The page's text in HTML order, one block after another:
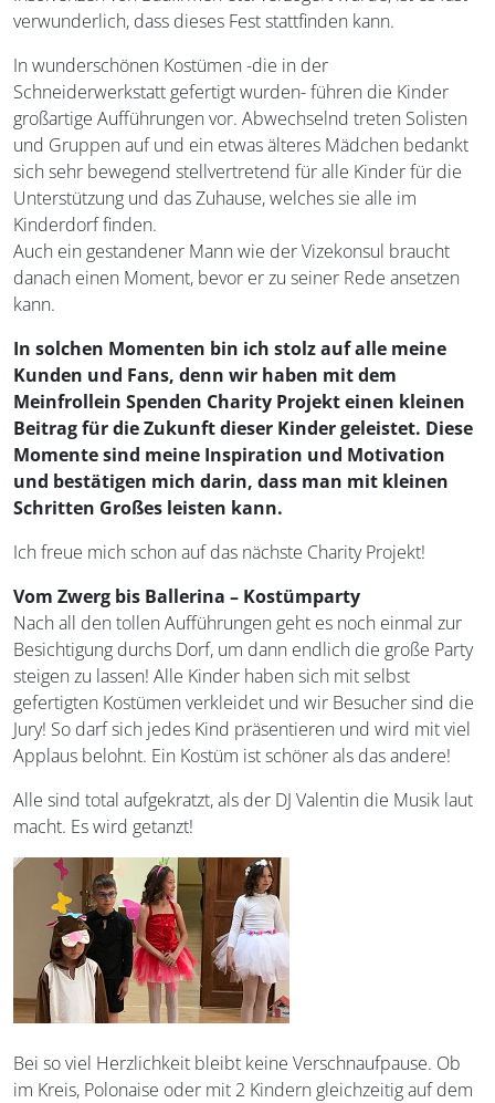
verwunderlich, dass dieses Fest stattfinden kann.
In wunderschönen Kostümen -die in der
Schneiderwerkstatt gefertigt wurden- führen die Kinder
großartige Aufführungen vor. Abwechselnd treten Solisten
und Gruppen auf und ein etwas älteres Mädchen bedankt
sich sehr bewegend stellvertretend für alle Kinder für die
Unterstützung und das Zuhause, welches sie alle im
Kinderdorf finden.
Auch ein gestandener Mann wie der Vizekonsul braucht
danach einen Moment, bevor er zu seiner Rede ansetzen
kann.
In solchen Momenten bin ich stolz auf alle meine
Kunden und Fans, denn wir haben mit dem
Meinfrollein Spenden Charity Projekt einen kleinen
Beitrag für die Zukunft dieser Kinder geleistet. Diese
Momente sind meine Inspiration und Motivation
und bestätigen mich darin, dass man mit kleinen
Schritten Großes leisten kann.
Ich freue mich schon auf das nächste Charity Projekt!
Vom Zwerg bis Ballerina – Kostümparty
Nach all den tollen Aufführungen geht es noch einmal zur
Besichtigung durchs Dorf, um dann endlich die große Party
steigen zu lassen! Alle Kinder haben sich mit selbst
gefertigten Kostümen verkleidet und wir Besucher sind die
Jury! So darf sich jedes Kind präsentieren und wird mit viel
Applaus belohnt. Ein Kostüm ist schöner als das andere!
Alle sind total aufgekratzt, als der DJ Valentin die Musik laut
macht. Es wird getanzt!
Bei so viel Herzlichkeit bleibt keine Verschnaufpause. Ob
im Kreis, Polonaise oder mit 2 Kindern gleichzeitig auf dem